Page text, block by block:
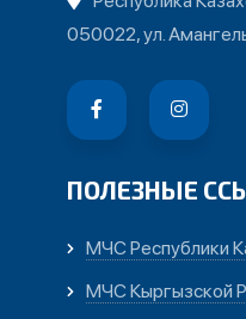
050022, ул.
ПОЛЕЗНЫЕ
МЧС Республики
МЧС Кыргызской